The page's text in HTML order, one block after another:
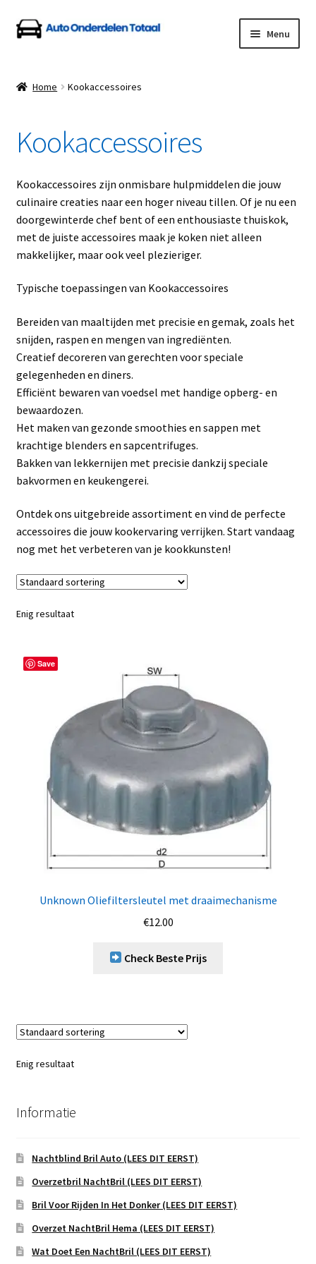
Ga
door
navigatie
Ga
naar
inhoud
Menu
Auto Onderdelen Shop
Betalen en Verzenden
Blog
Contact
Klantenservice
Linkpartners
Over Ons
Overzicht
Privacybeleid
Retourbeleid
Videos
Winkelwagen
Home Kookaccessoires
Kookaccessoires
Kookaccessoires zijn onmisbare hulpmiddelen die jouw
culinaire creaties naar een hoger niveau tillen. Of je nu een
doorgewinterde chef bent of een enthousiaste thuiskok,
met de juiste accessoires maak je koken niet alleen
makkelijker, maar ook veel plezieriger.
Typische toepassingen van Kookaccessoires
Bereiden van maaltijden met precisie en gemak, zoals het
snijden, raspen en mengen van ingrediënten.
Creatief decoreren van gerechten voor speciale
gelegenheden en diners.
Efficiënt bewaren van voedsel met handige opberg- en
bewaardozen.
Het maken van gezonde smoothies en sappen met
krachtige blenders en sapcentrifuges.
Bakken van lekkernijen met precisie dankzij speciale
bakvormen en keukengerei.
Ontdek ons uitgebreide assortiment en vind de perfecte
accessoires die jouw kookervaring verrijken. Start vandaag
nog met het verbeteren van je kookkunsten!
Enig resultaat
Save
Unknown Oliefiltersleutel met draaimechanisme
€12.00
Check Beste Prijs
Enig resultaat
Informatie
Nachtblind Bril Auto (LEES DIT EERST)
Overzetbril NachtBril (LEES DIT EERST)
Bril Voor Rijden In Het Donker (LEES DIT EERST)
Overzet NachtBril Hema (LEES DIT EERST)
Wat Doet Een NachtBril (LEES DIT EERST)